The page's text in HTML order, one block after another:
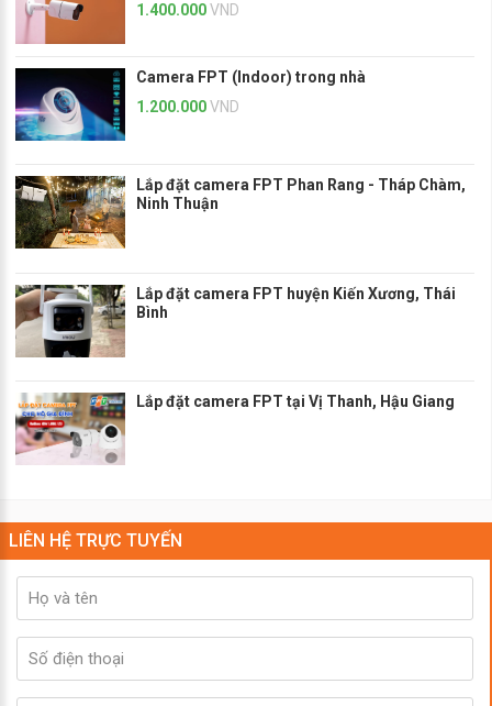
1.400.000VND
Camera FPT (Indoor) trong nhà
1.200.000VND
Lắp đặt camera FPT Phan Rang - Tháp Chàm,
Ninh Thuận
Lắp đặt camera FPT huyện Kiến Xương, Thái
Bình
Lắp đặt camera FPT tại Vị Thanh, Hậu Giang
LIÊN HỆ TRỰC TUYẾN